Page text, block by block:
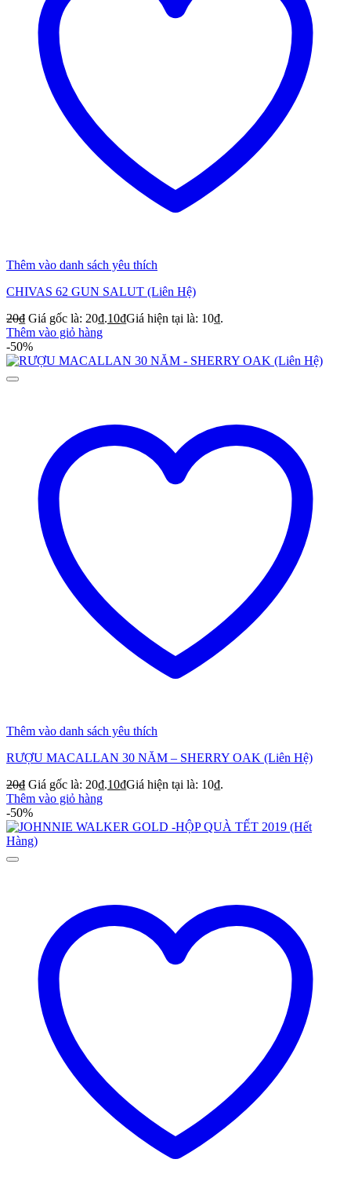
Thêm vào danh sách yêu thích
CHIVAS 62 GUN SALUT (Liên Hệ)
20₫ Giá gốc là: 20₫.10₫Giá hiện tại là: 10₫.
Thêm vào giỏ hàng
-50%
Thêm vào danh sách yêu thích
RƯỢU MACALLAN 30 NĂM – SHERRY OAK (Liên Hệ)
20₫ Giá gốc là: 20₫.10₫Giá hiện tại là: 10₫.
Thêm vào giỏ hàng
-50%